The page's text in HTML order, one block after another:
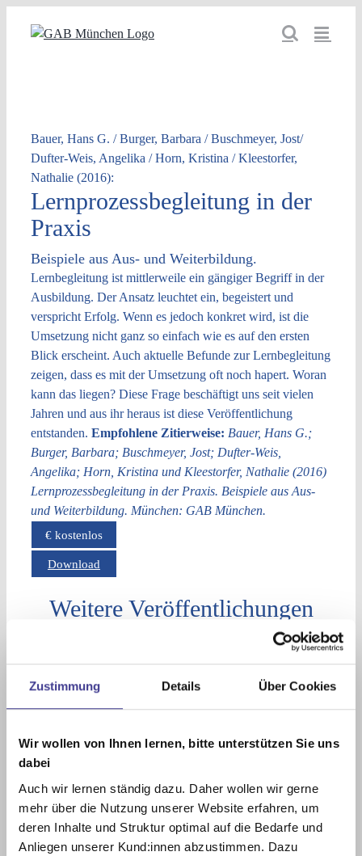
Zustimmung Details Über Cookies
Wir wollen von Ihnen lernen, bitte unterstützen Sie uns
dabei
Auch wir lernen ständig dazu. Daher wollen wir gerne
mehr über die Nutzung unserer Website erfahren, um
deren Inhalte und Struktur optimal auf die Bedarfe und
Anliegen unserer Kund:innen abzustimmen. Dazu
Inhalt
Bauer, Hans G. / Burger, Barbara / Buschmeyer, Jost/
Dufter-Weis, Angelika / Horn, Kristina / Kleestorfer,
Nathalie (2016):
Lernprozessbegleitung in der
Praxis
Beispiele aus Aus- und Weiterbildung.
Lernbegleitung ist mittlerweile ein gängiger Begriff in der
Ausbildung. Der Ansatz leuchtet ein, begeistert und
verspricht Erfolg. Wenn es jedoch konkret wird, ist die
Umsetzung nicht ganz so einfach wie es auf den ersten
Blick erscheint. Auch aktuelle Befunde zur Lernbegleitung
zeigen, dass es mit der Umsetzung oft noch hapert. Woran
kann das liegen? Diese Frage beschäftigt uns seit vielen
Jahren und aus ihr heraus ist diese Veröffentlichung
entstanden. Empfohlene Zitierweise: Bauer, Hans G.;
Burger, Barbara; Buschmeyer, Jost; Dufter-Weis,
Angelika; Horn, Kristina und Kleestorfer, Nathalie (2016)
Lernprozessbegleitung in der Praxis. Beispiele aus Aus-
und Weiterbildung. München: GAB München.
€ kostenlos
Download
Weitere Veröffentlichungen
Agiles Lernen in der Arbeit
Gute Frage…